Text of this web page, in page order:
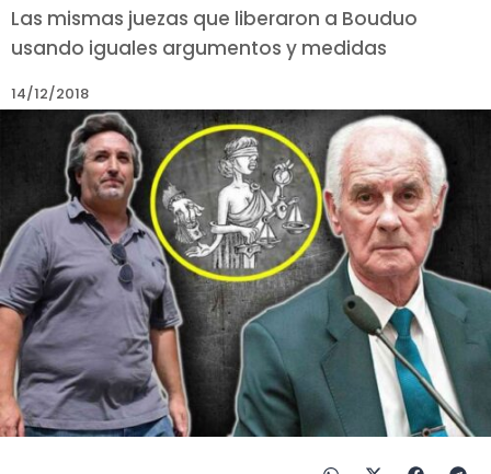
Las mismas juezas que liberaron a Bouduo
usando iguales argumentos y medidas
14/12/2018